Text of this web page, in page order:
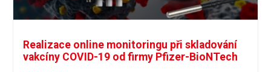
Realizace online monitoringu při skladování
vakcíny COVID-19 od firmy Pfizer-BioNTech